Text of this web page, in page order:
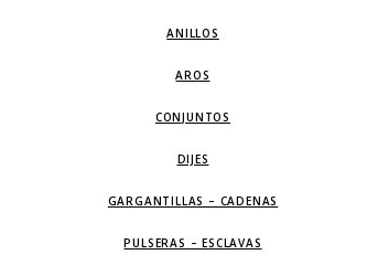
ANILLOS
AROS
CONJUNTOS
DIJES
GARGANTILLAS – CADENAS
PULSERAS – ESCLAVAS